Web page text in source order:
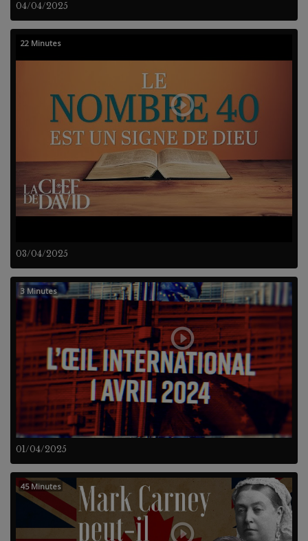
04/04/2025
03/04/2025
22 Minutes
01/04/2025
3 Minutes
45 Minutes